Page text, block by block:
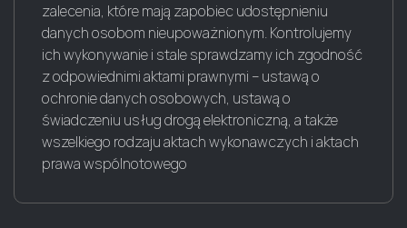
zalecenia, które mają zapobiec udostępnieniu
danych osobom nieupoważnionym. Kontrolujemy
ich wykonywanie i stale sprawdzamy ich zgodność
z odpowiednimi aktami prawnymi – ustawą o
ochronie danych osobowych, ustawą o
świadczeniu usług drogą elektroniczną, a także
wszelkiego rodzaju aktach wykonawczych i aktach
prawa wspólnotowego